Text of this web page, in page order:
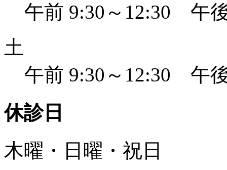
午前 9:30～12:30 午
土
午前 9:30～12:30 午
休診日
木曜・日曜・祝日